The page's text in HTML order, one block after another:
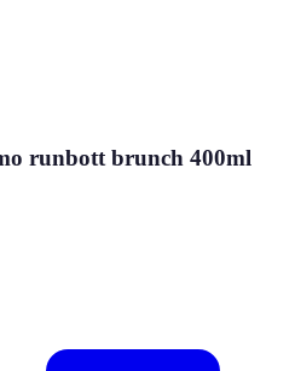
runbott brunch 400ml